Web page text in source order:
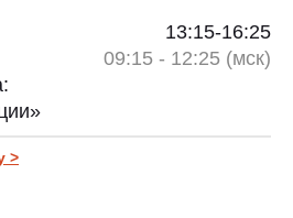
13:15-16:25
09:15 - 12:25 (мск)
>